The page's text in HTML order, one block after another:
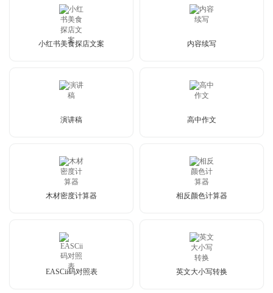
小红书美食探店文案 内容续写
演讲稿 高中作文
木材密度计算器 相反颜色计算器
EASCii码对照表 英文大小写转换